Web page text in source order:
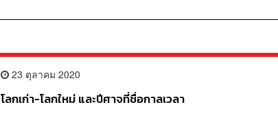
23 ตุลาคม 2020
โลกเก่า-โลกใหม่ และปีศาจที่ชื่อกาลเวลา